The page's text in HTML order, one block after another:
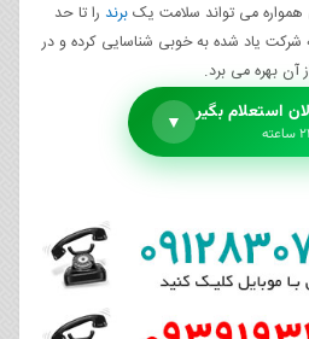
همواره می تواند سلامت یکبرند را تا حد
شرکت یاد شده به خوبی شناسایی کرده و در
آن بهره می برد.
استعلام بگیر ▼